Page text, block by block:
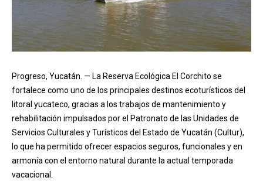
Progreso, Yucatán. — La Reserva Ecológica El Corchito se
fortalece como uno de los principales destinos ecoturísticos del
litoral yucateco, gracias a los trabajos de mantenimiento y
rehabilitación impulsados por el Patronato de las Unidades de
Servicios Culturales y Turísticos del Estado de Yucatán (Cultur),
lo que ha permitido ofrecer espacios seguros, funcionales y en
armonía con el entorno natural durante la actual temporada
vacacional.